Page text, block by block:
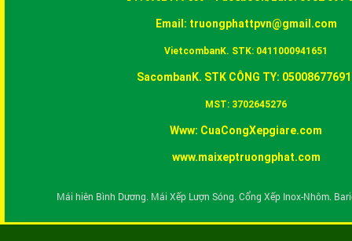
Đơn vị chuyên gia công cung cấp
số 1 tại Bình Dương
đặt và sửa chữa cửa cổng xếp số 1 tại
Email: truongphattpvn@gmail.com
VietcombanK. STK: 0411000941651
SacombanK. STK CÔNG TY:
MST: 3702645276
Www: CuaCongXepgiare.com
www.maixeptruongphat.com
Mái hiên Bình Dương. Mái Xếp Lượn Sóng. Cổng Xếp Inox-Nhôm.